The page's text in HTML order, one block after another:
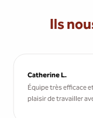
Ils
Catherine L.
Équipe très efficace
plaisir de travailler